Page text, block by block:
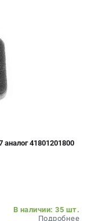
41801201800
В наличии: 35 шт.
Подробнее